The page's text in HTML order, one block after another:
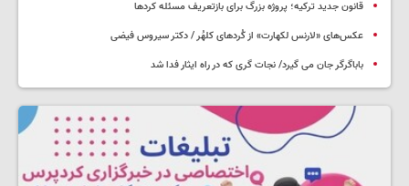
قانون جدید ترکیه؛ پروژه بزرگ‌ برای بازتعریف مسئله کردها
عکس‌های «لارنس لکهارت» از کُردهای کلهُر / دکتر سیروس فیضی
باباگرگر جان می گیرد/ نجات گری که در راه ایثار فدا شد